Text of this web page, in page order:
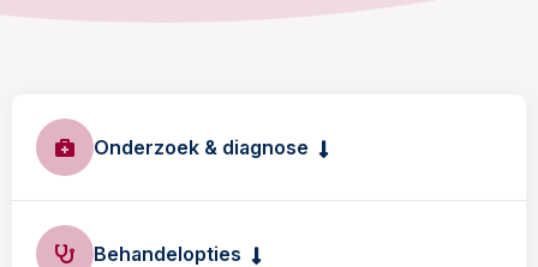
Onderzoek & diagnose
Behandelopties